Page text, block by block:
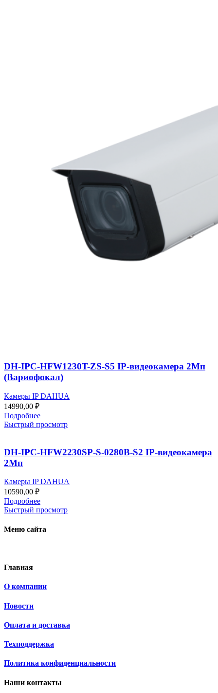
DH-IPC-HFW1230T-ZS-S5 IP-видеокамера 2Мп
(Вариофокал)
Камеры IP DAHUA
14990,00 ₽
Подробнее
Быстрый просмотр
DH-IPC-HFW2230SP-S-0280B-S2 IP-видеокамера
2Мп
Камеры IP DAHUA
10590,00 ₽
Подробнее
Быстрый просмотр
Меню сайта
Главная
О компании
Новости
Оплата и доставка
Техподдержка
Политика конфиденциальности
Наши контакты